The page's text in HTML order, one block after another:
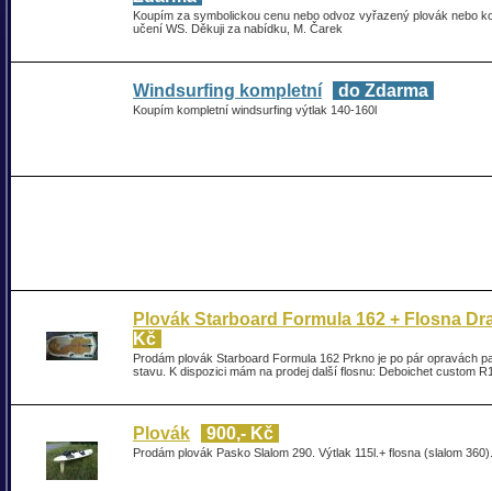
Koupím za symbolickou cenu nebo odvoz vyřazený plovák nebo
učení WS. Děkuji za nabídku, M. Čarek
Windsurfing kompletní do Zdarma
Koupím kompletní windsurfing výtlak 140-160l
Plovák Starboard Formula 162 + Flosna
Kč
Prodám plovák Starboard Formula 162 Prkno je po pár opravách
stavu. K dispozici mám na prodej další flosnu: Deboichet custom
Plovák 900,- Kč
Prodám plovák Pasko Slalom 290. Výtlak 115l.+ flosna (slalom